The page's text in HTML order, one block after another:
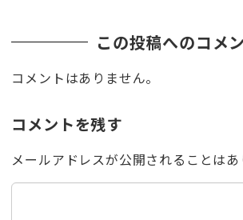
この投稿へのコメ
コメントはありません。
コメントを残す
メールアドレスが公開されることはあ